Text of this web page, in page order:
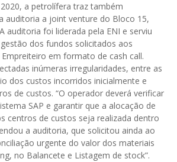
a petrolífera traz também
auditoria a joint venture do Bloco 15,
auditoria foi liderada pela ENI e serviu
dos fundos solicitados aos
em formato de cash call.
inúmeras irregularidades, entre as
dos custos incorridos inicialmente e
de custos. “O operador deverá verificar
SAP e garantir que a alocação de
centros de custos seja realizada dentro
a auditoria, que solicitou ainda ao
urgente do valor dos materiais
no Balancete e Listagem de stock”.